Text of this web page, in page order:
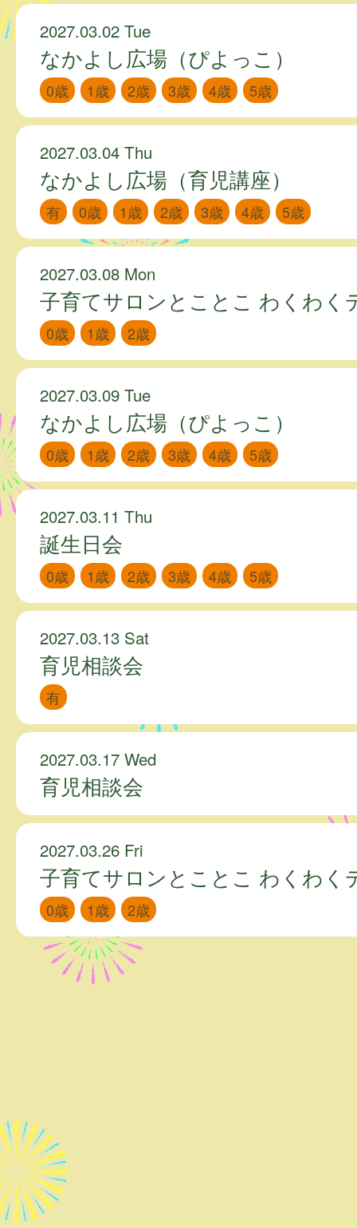
2027.03.02 Tue
なかよし広場（ぴよっこ）
0歳 1歳 2歳 3歳 4歳 5歳
2027.03.04 Thu
なかよし広場（育児講座）
有 0歳 1歳 2歳 3歳 4歳 5歳
2027.03.08 Mon
子育てサロンとことこ わくわく
0歳 1歳 2歳
2027.03.09 Tue
なかよし広場（ぴよっこ）
0歳 1歳 2歳 3歳 4歳 5歳
2027.03.11 Thu
誕生日会
0歳 1歳 2歳 3歳 4歳 5歳
2027.03.13 Sat
育児相談会
有
2027.03.17 Wed
育児相談会
2027.03.26 Fri
子育てサロンとことこ わくわく
0歳 1歳 2歳